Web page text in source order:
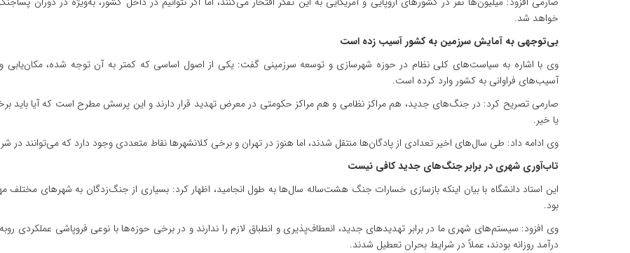
خواهد شد.
بی‌توجهی به آمایش سرزمین به کشور آسیب زده است
وی با اشاره به سیاست‌های کلی نظام در حوزه شهرسازی و توسعه سرزمینی گفت: یکی از اصول اساسی که کمتر به آن توجه شده، مکان‌یابی
آسیب‌های فراوانی به کشور وارد کرده است.
صارمی تصریح کرد: در جنگ‌های جدید، هم مراکز نظامی و هم مراکز حکومتی در معرض تهدید قرار دارند و این پرسش مطرح است که آیا باید
یا خیر.
وی ادامه داد: طی سال‌های اخیر تعدادی از پادگان‌ها منتقل شدند، اما هنوز در تهران و برخی کلانشهرها نقاط متعددی وجود دارد که می‌توانند در
تاب‌آوری شهری در برابر جنگ‌های جدید کافی نیست
این استاد دانشگاه با بیان اینکه بازسازی خسارات جنگ هشت‌ساله سال‌ها به طول انجامید، اظهار کرد: بسیاری از جنگ‌زدگان به شهرهای
بود.
وی افزود: سیستم‌های شهری ما در برابر تهدیدهای جدید، انعطاف‌پذیری و انطباق لازم را ندارند و در برخی حوزه‌ها با نوعی فروپاشی عملکردی
درآمد روزانه بودند، عملاً در شرایط بحران تعطیل شدند.